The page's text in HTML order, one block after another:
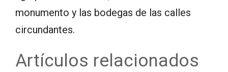
monumento y las bodegas de las calles
circundantes.
Artículos relacionados